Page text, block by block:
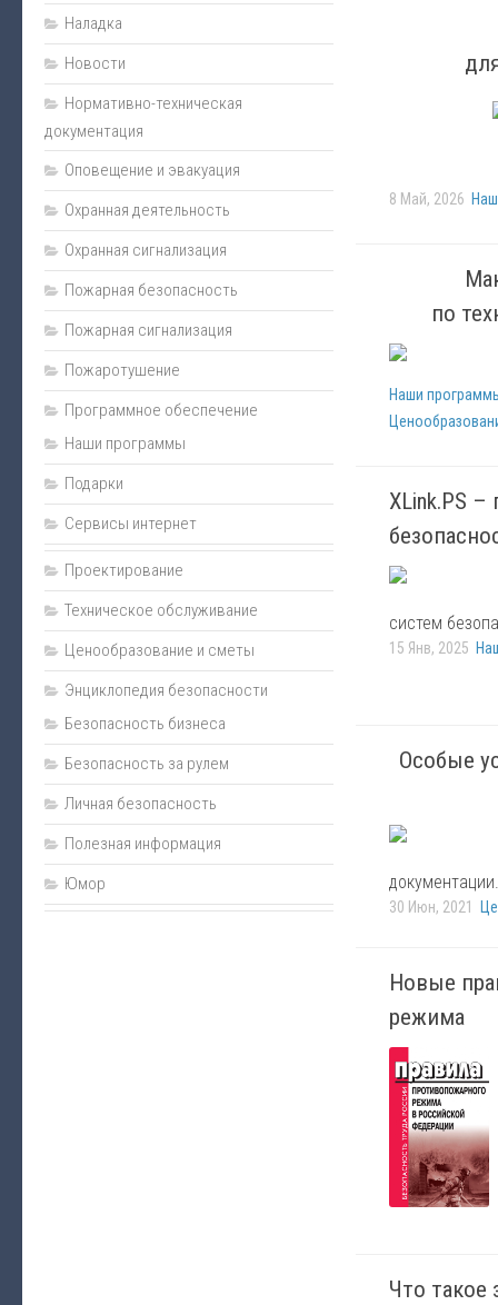
Монтаж
Пожарная сигнализация
Энциклопедия безопасности
Юмор
Безопасность за рулем
Безопасность бизнеса
Полезная информация
Личная безопасность
Видеонаблюдение
Оповещение и эвакуация
Контроль доступа
Пожаротушение
Прайс
Карта сайта
Подарки
Интернет-магазин
8 Май, 2026
по
Наши
XLink.PS
систем
15 Янв, 2025
Особые
документации.
30 Июн, 2021
Новые
режима
Что такое
Наладка
Новости
Нормативно-техническая
документация
Оповещение и эвакуация
Охранная деятельность
Охранная сигнализация
Пожарная безопасность
Пожарная сигнализация
Пожаротушение
Программное обеспечение
Наши программы
Подарки
Сервисы интернет
Проектирование
Техническое обслуживание
Ценообразование и сметы
Энциклопедия безопасности
Безопасность бизнеса
Безопасность за рулем
Личная безопасность
Полезная информация
Юмор